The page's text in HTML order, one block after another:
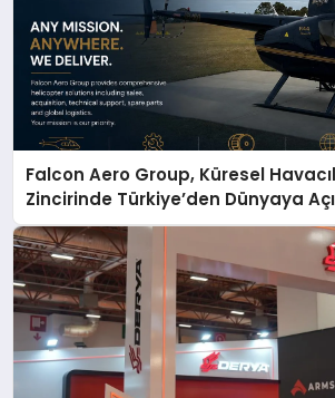
Falcon Aero Group, Küresel
Zincirinde Türkiye’den Dünyaya